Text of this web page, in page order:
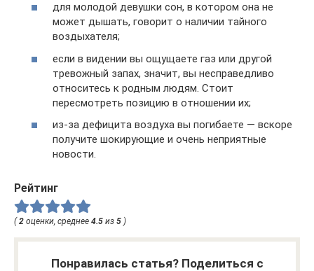
для молодой девушки сон, в котором она не
может дышать, говорит о наличии тайного
воздыхателя;
если в видении вы ощущаете газ или другой
тревожный запах, значит, вы несправедливо
относитесь к родным людям. Стоит
пересмотреть позицию в отношении их;
из-за дефицита воздуха вы погибаете — вскоре
получите шокирующие и очень неприятные
новости.
Рейтинг
(2 оценки, среднее 4.5 из 5 )
Понравилась статья? Поделиться с